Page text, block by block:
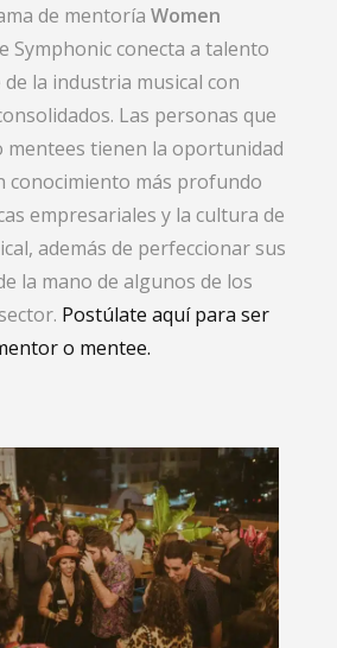
de mentoría Women
Symphonic conecta a talento
la industria musical con
Las personas que
mentees tienen la oportunidad
conocimiento más profundo
empresariales y la cultura de
además de perfeccionar sus
la mano de algunos de los
Postúlate aquí para ser
o mentee.